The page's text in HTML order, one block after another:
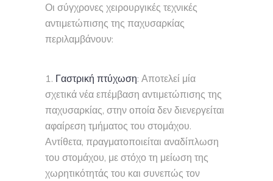
Οι σύγχρονες χειρουργικές τεχνικές
αντιμετώπισης της παχυσαρκίας
περιλαμβάνουν:
Γαστρική πτύχωση: Αποτελεί μία
σχετικά νέα επέμβαση αντιμετώπισης της
παχυσαρκίας, στην οποία δεν διενεργείται
αφαίρεση τμήματος του στομάχου.
Αντίθετα, πραγματοποιείται αναδίπλωση
του στομάχου, με στόχο τη μείωση της
χωρητικότητάς του και συνεπώς τον